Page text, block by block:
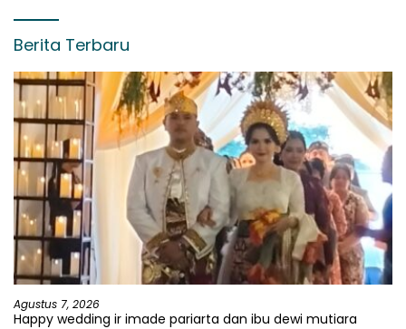
Berita Terbaru
Agustus 7, 2026
Happy wedding ir imade pariarta dan ibu dewi mutiara